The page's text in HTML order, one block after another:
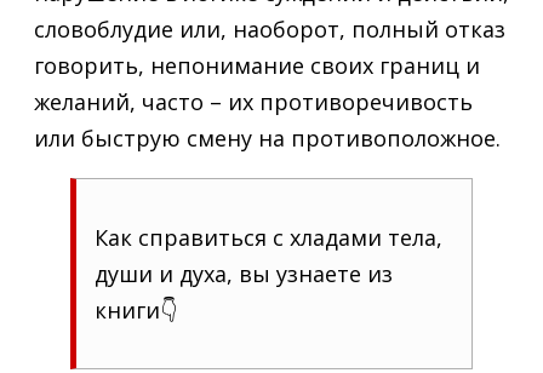
словоблудие или, наоборот, полный отказ
говорить, непонимание своих границ и
желаний, часто – их противоречивость
или быструю смену на противоположное.
Как справиться с хладами тела,
души и духа, вы узнаете из
книги👇